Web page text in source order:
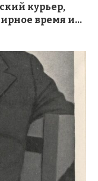
курьер,
время и...